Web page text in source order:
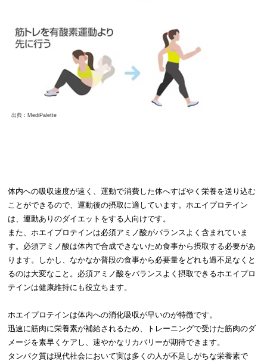
出典：MediPalette
体内への吸収速度が速く、運動で消費した体へすばやく栄養を送り込む
ことができるので、運動後の摂取に適しています。ホエイプロテイン
は、運動ありのダイエットをする人向けです。
また、ホエイプロテインは必須アミノ酸がバランスよく含まれていま
す。必須アミノ酸は体内で合成できないため食事から摂取する必要があ
ります。しかし、なかなか普段の食事から必要量をどれも過不足なくと
るのは大変なこと。必須アミノ酸をバランスよく摂取できるホエイプロ
テインは健康維持にも役立ちます。
ホエイプロテインは体内への消化吸収が早いのが特徴です。
迅速に筋肉に栄養素が補給されるため、トレーニングで受けた筋肉のダ
メージを素早くケアし、速やかなリカバリーが期待できます。
タンパク質は現代社会において実は多くの人が不足しがちな栄養素で